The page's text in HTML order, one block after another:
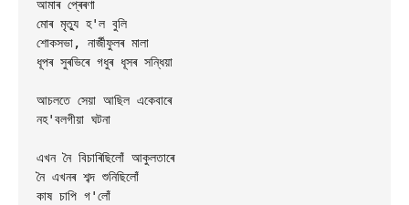
আমাৰ প্ৰেৰণা
মোৰ মৃত্যু হ'ল বুলি
শোকসভা, নাৰ্জীফুলৰ মালা
ধূপৰ সুৰভিৰে গধুৰ ধূসৰ সন্ধিয়া
আচলতে সেয়া আছিল একেবাৰে
নহ'বলগীয়া ঘটনা
এখন নৈ বিচাৰিছিলোঁ আকুলতাৰে
নৈ এখনৰ শব্দ শুনিছিলোঁ
কাষ চাপি গ'লোঁ